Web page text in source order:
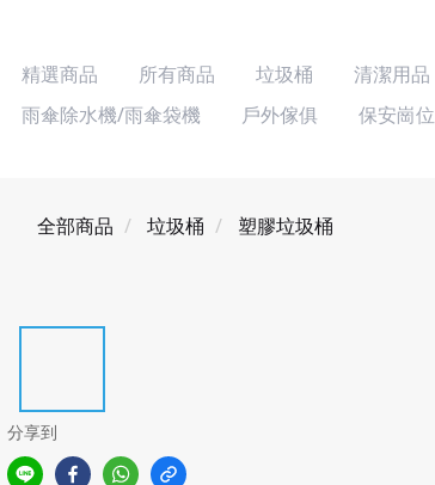
精選商品 所有商品 垃圾桶 清潔用品
雨傘除水機/雨傘袋機
戶外傢俱 保安崗位
全部商品 垃圾桶 塑膠垃圾桶
分享到